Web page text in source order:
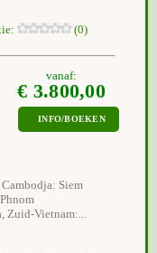
(0)
vanaf:
€ 3.800,00
INFO/BOEKEN
Siem
Zuid-Vietnam:...